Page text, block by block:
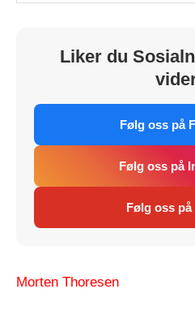
Liker du
Følg oss på
Følg oss på
Følg oss
Morten Thoresen